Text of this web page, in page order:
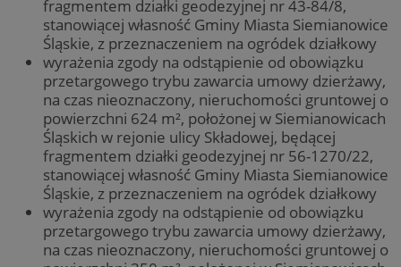
fragmentem działki geodezyjnej nr 43-84/8,
stanowiącej własność Gminy Miasta Siemianowice
Śląskie, z przeznaczeniem na ogródek działkowy
wyrażenia zgody na odstąpienie od obowiązku
przetargowego trybu zawarcia umowy dzierżawy,
na czas nieoznaczony, nieruchomości gruntowej o
powierzchni 624 m², położonej w Siemianowicach
Śląskich w rejonie ulicy Składowej, będącej
fragmentem działki geodezyjnej nr 56-1270/22,
stanowiącej własność Gminy Miasta Siemianowice
Śląskie, z przeznaczeniem na ogródek działkowy
wyrażenia zgody na odstąpienie od obowiązku
przetargowego trybu zawarcia umowy dzierżawy,
na czas nieoznaczony, nieruchomości gruntowej o